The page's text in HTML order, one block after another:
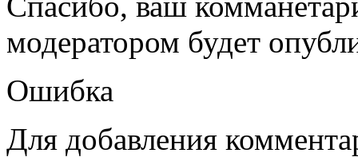
модератором будет
Ошибка
Для добавления